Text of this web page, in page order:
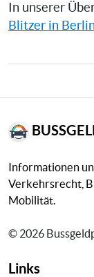
In unserer
Blitzer in Berlin
Informationen
Verkehrsrecht,
Mobilität.
© 2026
Links